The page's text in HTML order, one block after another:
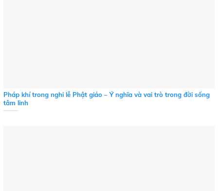
Pháp khí trong nghi lễ Phật giáo – Ý nghĩa và vai trò trong đời sống
tâm linh